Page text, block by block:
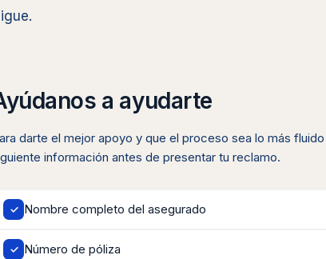
a ayudarte
darte el mejor apoyo y que el proceso sea lo más
información antes de presentar tu reclamo.
✓ Nombre completo del asegurado
✓ Número de póliza